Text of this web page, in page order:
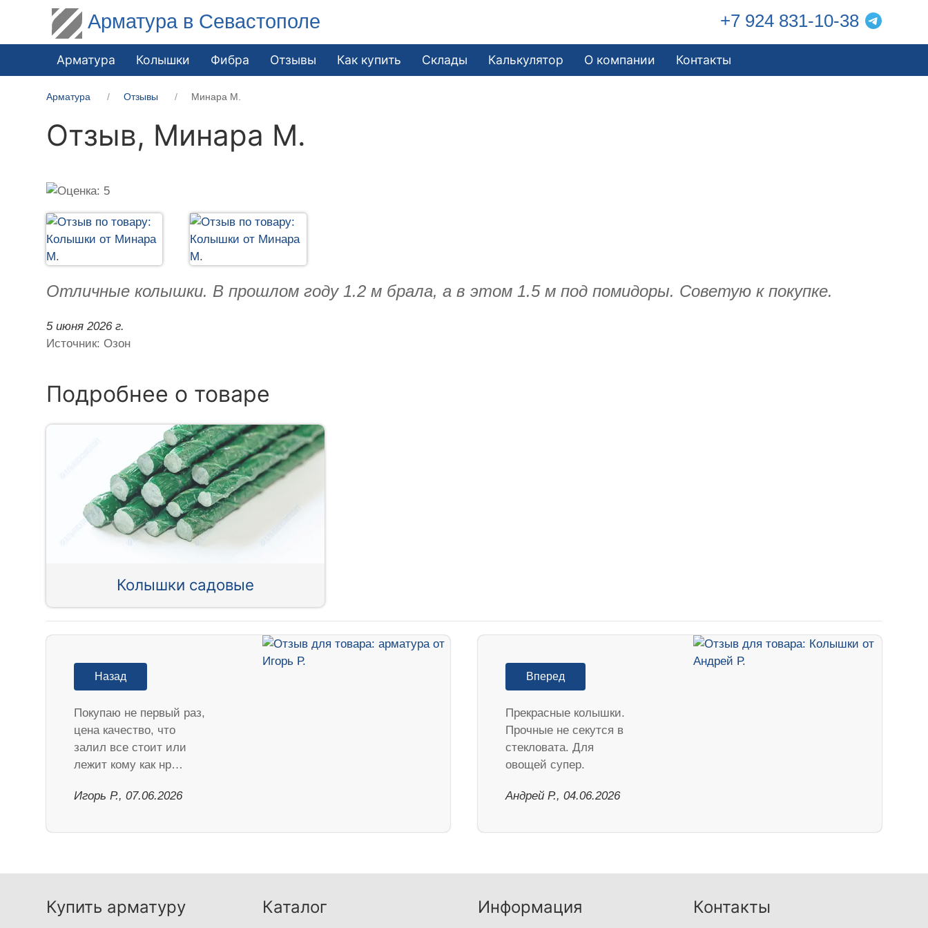
Арматура в Севастополе +7 924 831-10-38
Арматура Колышки Фибра Отзывы Как купить Склады Калькулятор О компании Контакты
Арматура Отзывы Минара М.
Отзыв, Минара М.
Отличные колышки. В прошлом году 1.2 м брала, а в этом 1.5 м под помидоры. Советую к покупке.
5 июня 2026 г.
Источник: Озон
Подробнее о товаре
Колышки садовые
Назад
Покупаю не первый раз,
цена качество, что
залил все стоит или
лежит кому как нр…
Игорь Р., 07.06.2026
Вперед
Прекрасные колышки.
Прочные не секутся в
стекловата. Для
овощей супер.
Андрей Р., 04.06.2026
Купить арматуру Каталог Информация Контакты